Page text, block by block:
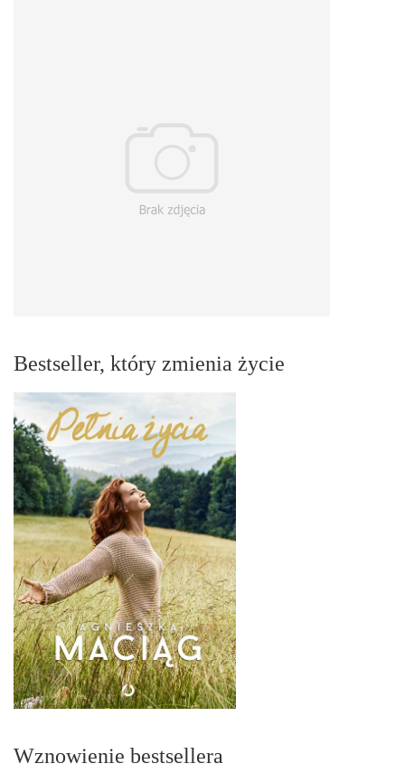
Bestseller, który zmienia życie
Wznowienie bestsellera